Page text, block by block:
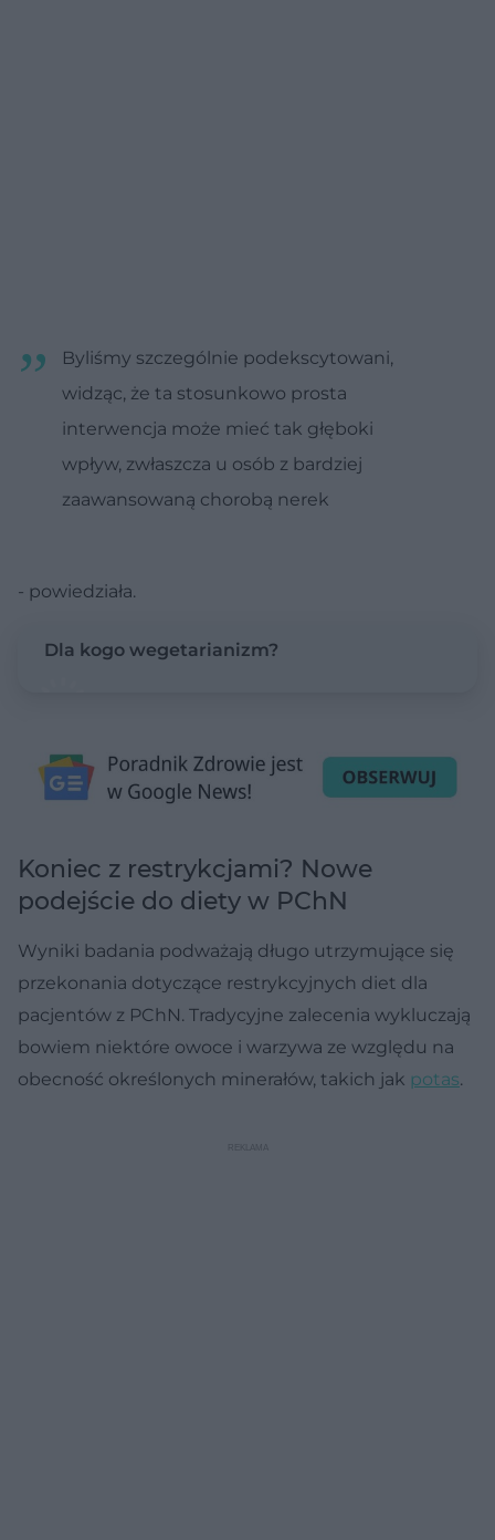
Byliśmy szczególnie podekscytowani,
widząc, że ta stosunkowo prosta
interwencja może mieć tak głęboki
wpływ, zwłaszcza u osób z bardziej
zaawansowaną chorobą nerek
- powiedziała.
Dla kogo wegetarianizm?
Koniec z restrykcjami? Nowe
podejście do diety w PChN
Wyniki badania podważają długo utrzymujące się
przekonania dotyczące restrykcyjnych diet dla
pacjentów z PChN. Tradycyjne zalecenia wykluczają
bowiem niektóre owoce i warzywa ze względu na
obecność określonych minerałów, takich jak potas.